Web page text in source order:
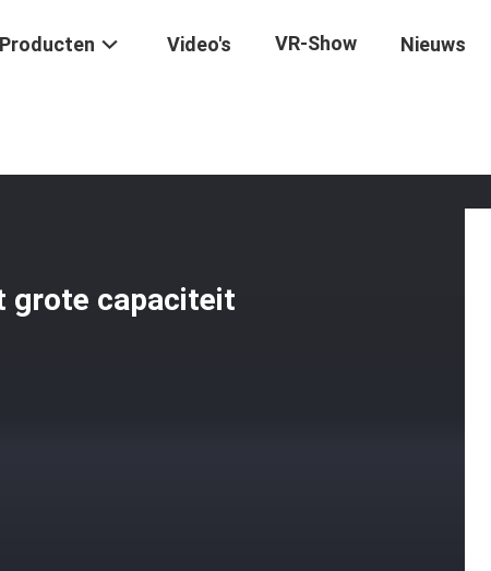
Producten Video's VR-Show Nieuws
grote capaciteit